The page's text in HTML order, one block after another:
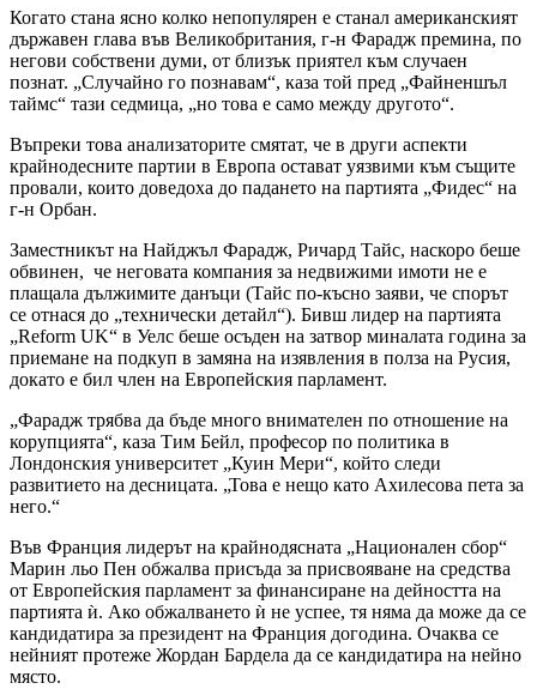
Когато стана ясно колко непопулярен е станал американският
държавен глава във Великобритания, г-н Фарадж премина, по
негови собствени думи, от близък приятел към случаен
познат. „Случайно го познавам“, каза той пред „Файненшъл
таймс“ тази седмица, „но това е само между другото“.
Въпреки това анализаторите смятат, че в други аспекти
крайнодесните партии в Европа остават уязвими към същите
провали, които доведоха до падането на партията „Фидес“ на
г-н Орбан.
Заместникът на Найджъл Фарадж, Ричард Тайс, наскоро беше
обвинен, че неговата компания за недвижими имоти не е
плащала дължимите данъци (Тайс по-късно заяви, че спорът
се отнася до „технически детайл“). Бивш лидер на партията
„Reform UK“ в Уелс беше осъден на затвор миналата година за
приемане на подкуп в замяна на изявления в полза на Русия,
докато е бил член на Европейския парламент.
„Фарадж трябва да бъде много внимателен по отношение на
корупцията“, каза Тим Бейл, професор по политика в
Лондонския университет „Куин Мери“, който следи
развитието на десницата. „Това е нещо като Ахилесова пета за
него.“
Във Франция лидерът на крайнодясната „Национален сбор“
Марин льо Пен обжалва присъда за присвояване на средства
от Европейския парламент за финансиране на дейността на
партията ѝ. Ако обжалването ѝ не успее, тя няма да може да се
кандидатира за президент на Франция догодина. Очаква се
нейният протеже Жордан Бардела да се кандидатира на нейно
място.